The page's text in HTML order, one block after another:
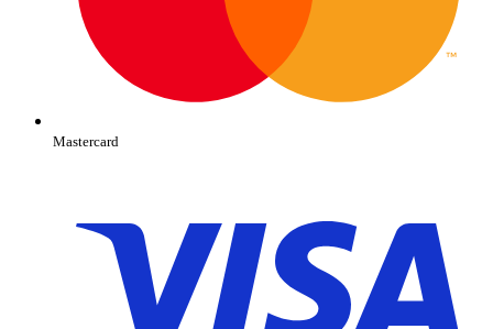
Mastercard